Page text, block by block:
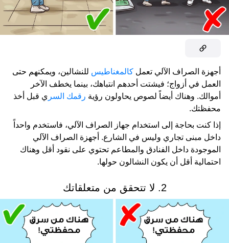
أجهزة الصراف الآلي تعمل كالمغناطيس للنشالين، ويمكنهم حتى
العمل في أزواج؛ فيشتت أحدهم انتباهك، بينما يخطف الآخر
أموالك. وهناك أيضاً لصوص يحاولون رؤية رقمك السر ي قبل أخذ
محفظتك.
إذا كنت بحاجة إلى استخدام جهاز الصراف الآلي، فاستخدم واحداً
داخل مبنى تجاري وليس في الشارع. أجهزة الصراف الآلي
الموجودة داخل الفنادق والمطاعم تحتوي على نقود أقل وهناك
احتمالية أقل أن يكون النشالون حولها.
2. لا تتحقق من متعلقاتك